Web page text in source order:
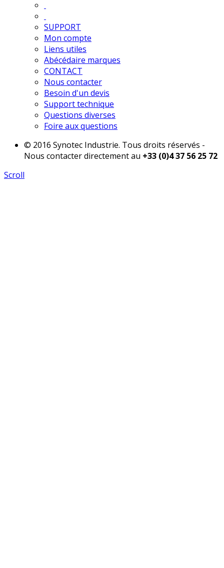
SUPPORT
Mon compte
Liens utiles
Abécédaire marques
CONTACT
Nous contacter
Besoin d'un devis
Support technique
Questions diverses
Foire aux questions
© 2016 Synotec Industrie. Tous droits réservés -
Nous contacter directement au +33 (0)4 37 56 25 72
Scroll